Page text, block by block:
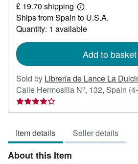
30.88
£ 19.70 shipping
Learn
more
about
shipping
Ships from Spain to U.S.A.
Quantity: 1 available
Add to basket
Sold by Librería de Lance La
Calle Hermosilla Nº, 132, Spain
Item details Seller details
About this Item